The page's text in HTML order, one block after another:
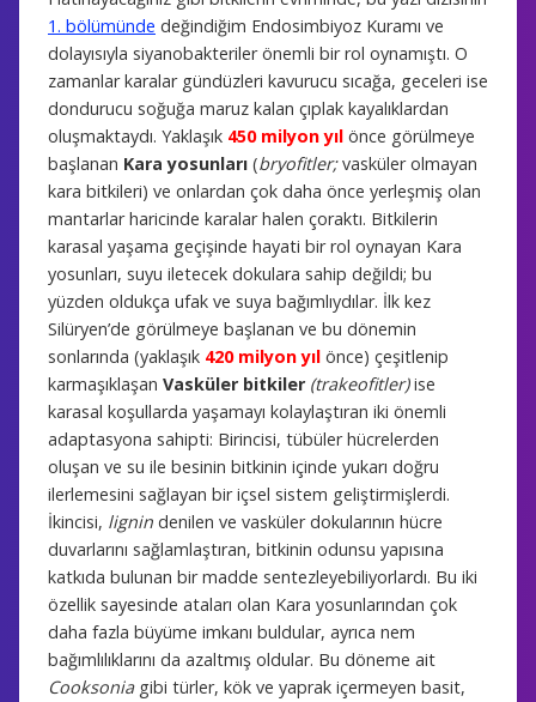
1. bölümünde değindiğim Endosimbiyoz Kuramı ve
dolayısıyla siyanobakteriler önemli bir rol oynamıştı. O
zamanlar karalar gündüzleri kavurucu sıcağa, geceleri ise
dondurucu soğuğa maruz kalan çıplak kayalıklardan
oluşmaktaydı. Yaklaşık 450 milyon yıl önce görülmeye
başlanan Kara yosunları (bryofitler;vasküler olmayan
kara bitkileri) ve onlardan çok daha önce yerleşmiş olan
mantarlar haricinde karalar halen çoraktı. Bitkilerin
karasal yaşama geçişinde hayati bir rol oynayan Kara
yosunları, suyu iletecek dokulara sahip değildi; bu
yüzden oldukça ufak ve suya bağımlıydılar. İlk kez
Silüryen’de görülmeye başlanan ve bu dönemin
sonlarında (yaklaşık 420 milyon yıl önce) çeşitlenip
karmaşıklaşan Vasküler bitkiler (trakeofitler)ise
karasal koşullarda yaşamayı kolaylaştıran iki önemli
adaptasyona sahipti: Birincisi, tübüler hücrelerden
oluşan ve su ile besinin bitkinin içinde yukarı doğru
ilerlemesini sağlayan bir içsel sistem geliştirmişlerdi.
İkincisi, lignin denilen ve vasküler dokularının hücre
duvarlarını sağlamlaştıran, bitkinin odunsu yapısına
katkıda bulunan bir madde sentezleyebiliyorlardı. Bu iki
özellik sayesinde ataları olan Kara yosunlarından çok
daha fazla büyüme imkanı buldular, ayrıca nem
bağımlılıklarını da azaltmış oldular. Bu döneme ait
Cooksoniagibi türler, kök ve yaprak içermeyen basit,